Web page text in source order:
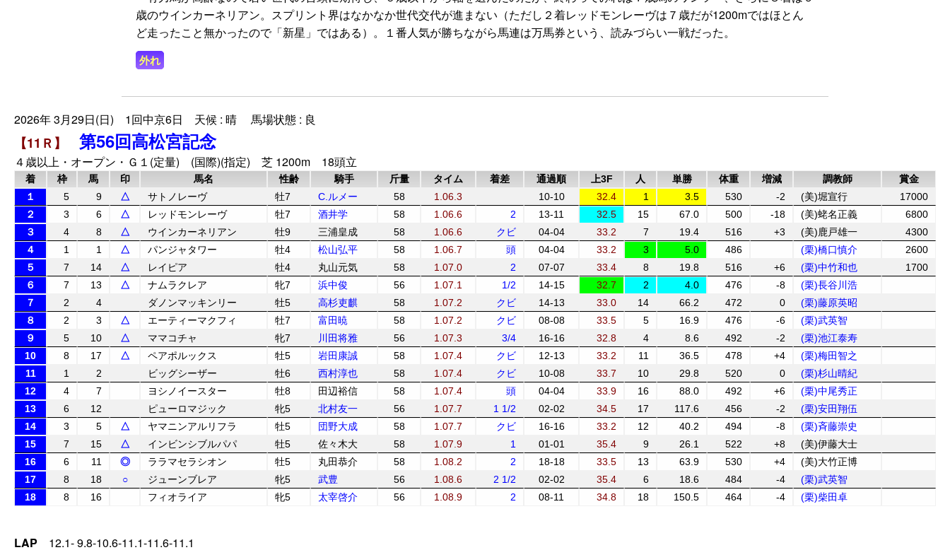
歳のウインカーネリアン。スプリント界はなかなか世代交代が進まない（ただし２着レッドモンレーヴは７歳だが1200mではほとん
ど走ったこと無かったので「新星」ではある）。１番人気が勝ちながら馬連は万馬券という、読みづらい一戦だった。
外れ
2026年 3月29日(日) 1回中京6日 天候 : 晴 馬場状態 : 良
【11Ｒ】 第56回高松宮記念
４歳以上・オープン・Ｇ１(定量) (国際)(指定) 芝 1200m 18頭立
着 枠 馬 印 馬名 性齢 騎手 斤量 タイム 着差 通過順 上3F 人 単勝 体重 増減 調教師
賞金
１
5 9 △ サトノレーヴ 牡7 C.ルメー 58 1.06.3 10-10 32.4 1 3.5 530 -2 (美)堀宣行
17000
２
3 6 △ レッドモンレーヴ 牡7 酒井学 58 1.06.6 2 13-11 32.5 15 67.0 500 -18 (美)蛯名正義
6800
３
4 8 △ ウインカーネリアン 牡9 三浦皇成 58 1.06.6 クビ 04-04 33.2 7 19.4 516 +3 (美)鹿戸雄一
4300
４
1 1 △ パンジャタワー 牡4 松山弘平 58 1.06.7 頭 04-04 33.2 3 5.0 486 (栗)橋口慎介
2600
５
7 14 △ レイピア 牡4 丸山元気 58 1.07.0 2 07-07 33.4 8 19.8 516 +6 (栗)中竹和也
1700
６
7 13 △ ナムラクレア 牝7 浜中俊 56 1.07.1 1/2 14-15 32.7 2 4.0 476 -8
(栗)長谷川浩
７
2 4 ダノンマッキンリー 牡5 高杉吏麒 58 1.07.2 クビ 14-13 33.0 14 66.2 472 0
(栗)藤原英昭
８
2 3 △ エーティーマクフィ 牡7 富田暁 58 1.07.2 クビ 08-08 33.5 5 16.9 476 -6
(栗)武英智
９
5 10 △ ママコチャ 牝7 川田将雅 56 1.07.3 3/4 16-16 32.8 4 8.6 492 -2
(栗)池江泰寿
10
8 17 △ ペアポルックス 牡5 岩田康誠 58 1.07.4 クビ 12-13 33.2 11 36.5 478 +4
(栗)梅田智之
11
1 2 ビッグシーザー 牡6 西村淳也 58 1.07.4 クビ 10-08 33.7 10 29.8 520 0
(栗)杉山晴紀
12
4 7 ヨシノイースター 牡8 田辺裕信 58 1.07.4 頭 04-04 33.9 16 88.0 492 +6
(栗)中尾秀正
13
6 12 ピューロマジック 牝5 北村友一 56 1.07.7 1 1/2 02-02 34.5 17 117.6 456 -2
(栗)安田翔伍
14
3 5 △ ヤマニンアルリフラ 牡5 団野大成 58 1.07.7 クビ 16-16 33.2 12 40.2 494 -8
(栗)斉藤崇史
15
7 15 △ インビンシブルパパ 牡5 佐々木大 58 1.07.9 1 01-01 35.4 9 26.1 522 +8
(美)伊藤大士
16
6 11 ◎ ララマセラシオン 牡5 丸田恭介 58 1.08.2 2 18-18 33.5 13 63.9 530 +4
(美)大竹正博
17
8 18 ○ ジューンブレア 牝5 武豊 56 1.08.6 2 1/2 02-02 35.4 6 18.6 484 -4
(栗)武英智
18
8 16 フィオライア 牝5 太宰啓介 56 1.08.9 2 08-11 34.8 18 150.5 464 -4 (栗)柴田卓
LAP 12.1- 9.8-10.6-11.1-11.6-11.1